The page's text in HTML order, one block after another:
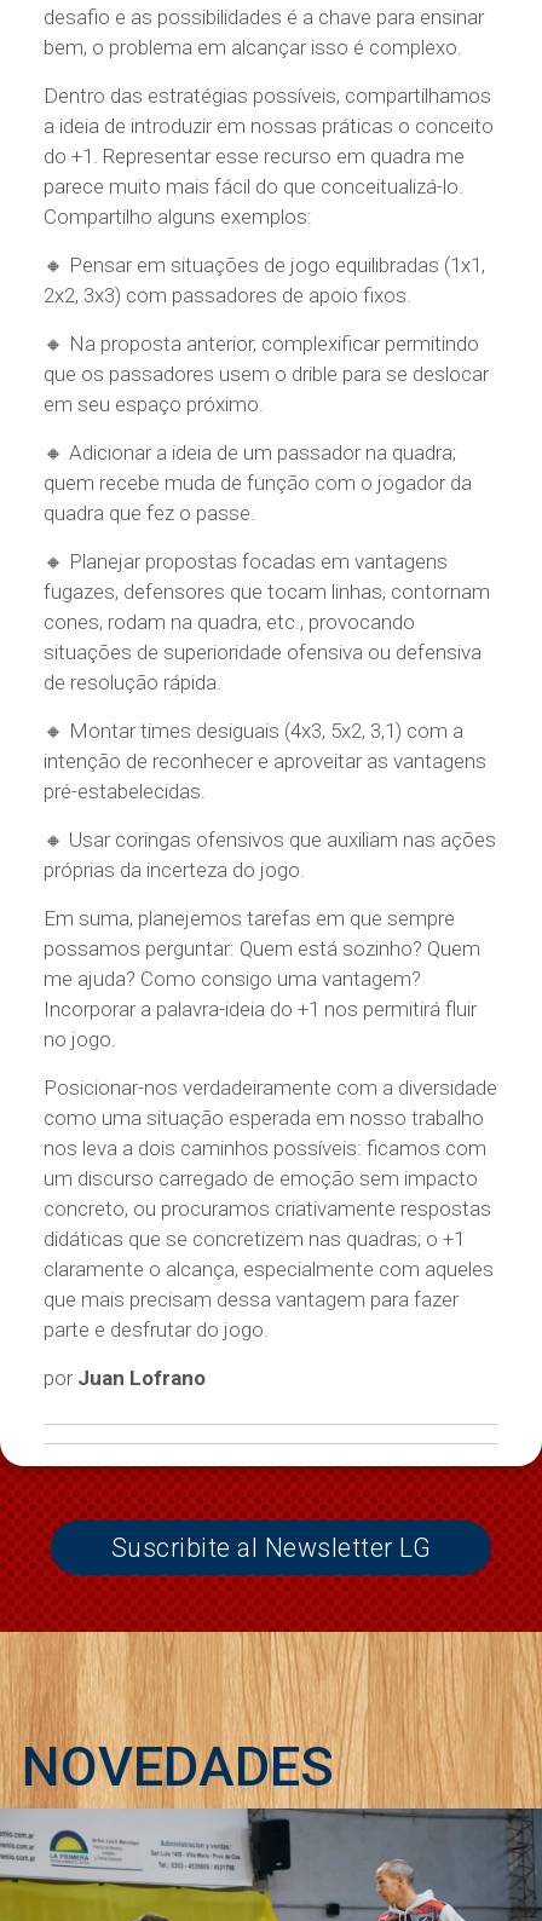
desafio e as possibilidades é a chave para ensinar
bem, o problema em alcançar isso é complexo.
Dentro das estratégias possíveis, compartilhamos
a ideia de introduzir em nossas práticas o conceito
do +1. Representar esse recurso em quadra me
parece muito mais fácil do que conceitualizá-lo.
Compartilho alguns exemplos:
🔸 Pensar em situações de jogo equilibradas (1x1,
2x2, 3x3) com passadores de apoio fixos.
🔸 Na proposta anterior, complexificar permitindo
que os passadores usem o drible para se deslocar
em seu espaço próximo.
🔸 Adicionar a ideia de um passador na quadra;
quem recebe muda de função com o jogador da
quadra que fez o passe.
🔸 Planejar propostas focadas em vantagens
fugazes, defensores que tocam linhas, contornam
cones, rodam na quadra, etc., provocando
situações de superioridade ofensiva ou defensiva
de resolução rápida.
🔸 Montar times desiguais (4x3, 5x2, 3,1) com a
intenção de reconhecer e aproveitar as vantagens
pré-estabelecidas.
🔸 Usar coringas ofensivos que auxiliam nas ações
próprias da incerteza do jogo.
Em suma, planejemos tarefas em que sempre
possamos perguntar: Quem está sozinho? Quem
me ajuda? Como consigo uma vantagem?
Incorporar a palavra-ideia do +1 nos permitirá fluir
no jogo.
Posicionar-nos verdadeiramente com a diversidade
como uma situação esperada em nosso trabalho
nos leva a dois caminhos possíveis: ficamos com
um discurso carregado de emoção sem impacto
concreto, ou procuramos criativamente respostas
didáticas que se concretizem nas quadras; o +1
claramente o alcança, especialmente com aqueles
que mais precisam dessa vantagem para fazer
parte e desfrutar do jogo.
por Juan Lofrano
Suscribite al Newsletter LG
NOVEDADES